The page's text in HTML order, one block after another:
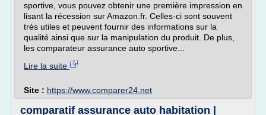
sportive, vous pouvez obtenir une première impression en
lisant la récession sur Amazon.fr. Celles-ci sont souvent
très utiles et peuvent fournir des informations sur la
qualité ainsi que sur la manipulation du produit. De plus,
les comparateur assurance auto sportive...
Lire la suite
Site : https://www.comparer24.net
comparatif assurance auto habitation |